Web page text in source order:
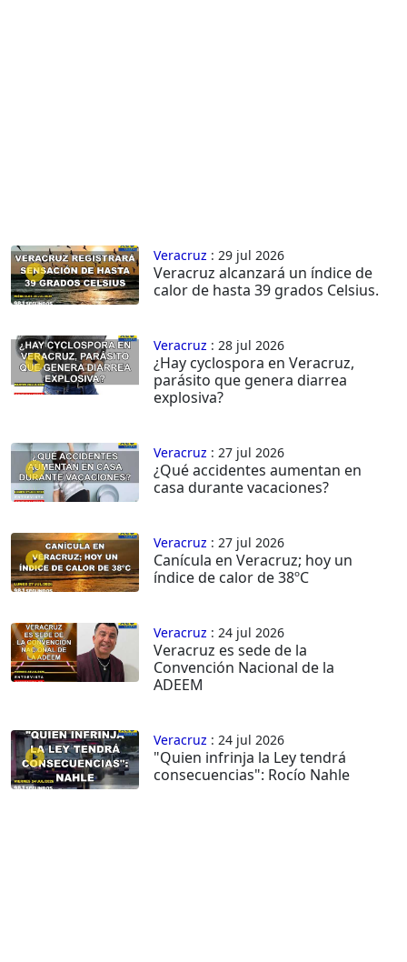
Veracruz : 29 jul 2026
Veracruz alcanzará un índice de
calor de hasta 39 grados Celsius.
Veracruz : 28 jul 2026
¿Hay cyclospora en Veracruz,
parásito que genera diarrea
explosiva?
Veracruz : 27 jul 2026
¿Qué accidentes aumentan en
casa durante vacaciones?
Veracruz : 27 jul 2026
Canícula en Veracruz; hoy un
índice de calor de 38ºC
Veracruz : 24 jul 2026
Veracruz es sede de la
Convención Nacional de la
ADEEM
Veracruz : 24 jul 2026
"Quien infrinja la Ley tendrá
consecuencias": Rocío Nahle